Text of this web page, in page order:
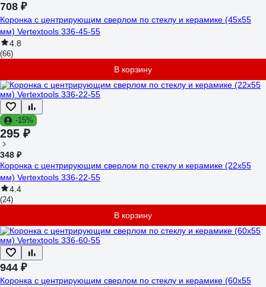
708 ₽
Коронка с центрирующим сверлом по стеклу и керамике (45х55
мм) Vertextools 336-45-55
4.8
(66)
В корзину
-15%
295 ₽
348 ₽
Коронка с центрирующим сверлом по стеклу и керамике (22х55
мм) Vertextools 336-22-55
4.4
(24)
В корзину
944 ₽
Коронка с центрирующим сверлом по стеклу и керамике (60х55